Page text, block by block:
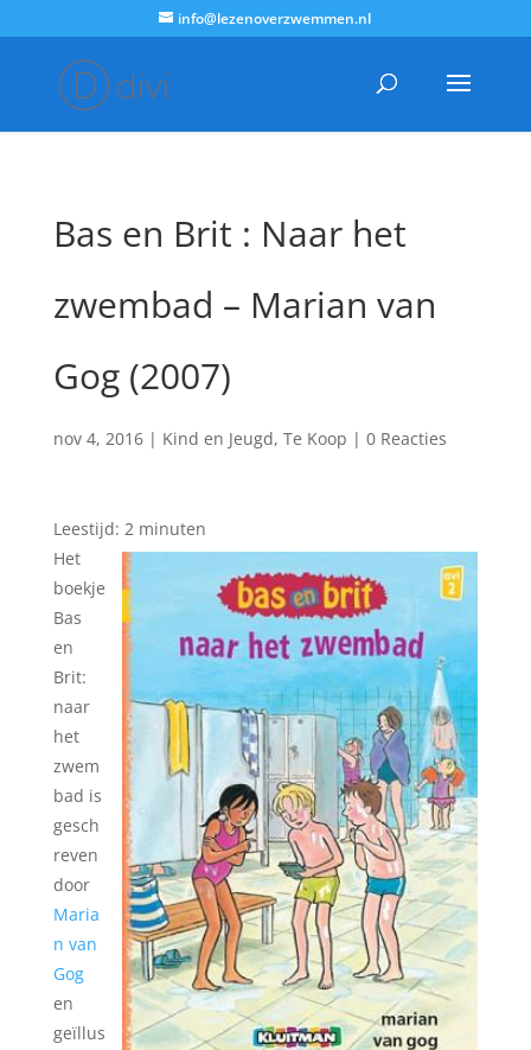
info@lezenoverzwemmen.nl
Bas en Brit : Naar het
zwembad – Marian van
Gog (2007)
nov 4, 2016| Kind en Jeugd, Te Koop | 0 Reacties
Leestijd: 2 minuten
Het
boekje
Bas
en
Brit:
naar
het
zwem
bad is
gesch
reven
door
Maria
n van
Gog
en
geïllus